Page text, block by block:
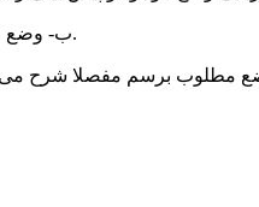
ب- وضع موجود خود را در فعالیتها و یا موضوعات فوق ارزیابی می نمایم.